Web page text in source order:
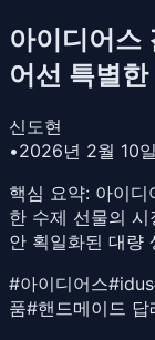
아이디어스
어선 특별
신도현
•2026년 2월 10일
핵심 요약: 아이디
한 수제 선물의
안 획일화된 대량
#아이디어스#idus
품#핸드메이드 답